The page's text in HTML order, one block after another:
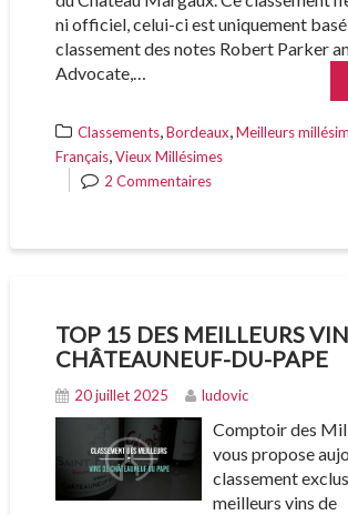
ni officiel, celui-ci est uniquement
classement des notes Robert Parker
Advocate,…
Classements,Bordeaux,Meilleurs
Français,Vieux Millésimes
2 Commentaires
TOP 15 DES MEILLEURS
CHÂTEAUNEUF-DU-PAPE
20 juillet 2025 ludovic
Comptoir des
vous propose
classement
meilleurs vins de